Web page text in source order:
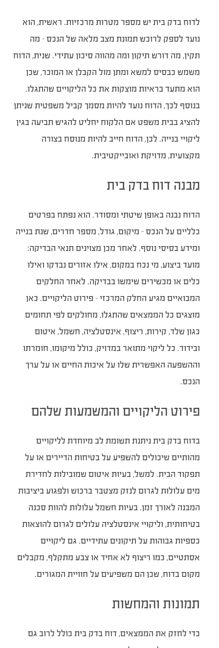
לדוח בדק בית יש מספר מטרות מרכזיות. ראשית, הוא
נועד לספק לרוכש תמונת מצב מלאה של הנכס – מה
תקין, מה דורש תיקון ומה מהווה סיכון עתידי. שנית, הדוח
משמש כבסיס למשא ומתן מול הקבלן או המוכר, שכן
הוא מתעד בראיות מוצקות את כל הליקויים שהתגלו.
בנוסף לכך, הדוח נועד להיות מסמך קביל משפטית שניתן
להציג בבית משפט אם הלקוח יחליט להגיש תביעה בגין
ליקויי בנייה. לכן, הדוח חייב להיות מנוסח בצורה
מקצועית, מדויקת ואובייקטיבית.
מבנה דוח בדק בית
הדוח נבנה באופן שיטתי ומסודר. הוא נפתח בפרטים
כלליים על הנכס – מיקום, גודל, מספר חדרים, שנת בנייה
ומידע בסיסי נוסף. לאחר מכן מצוינים תנאי הבדיקה:
מועד ביצוע, מי נכח במקום, אילו אזורים נבדקו ואילו
כלים או מכשירים שימשו בבדיקה. לאחר החלקים
המבואיים מגיע החלק המרכזי – פירוט הליקויים. כאן
מוצגים כל הממצאים שהתגלו, מחולקים לפי תחומים
כגון שלד, קירות, ריצוף, אינסטלציה, חשמל, איטום
ובידוד. כל ליקוי מתואר במדויק, כולל מיקומו, חומרתו
וההשפעה האפשרית שלו על איכות החיים או על ערך
הנכס.
פירוט הליקויים והמשמעות שלהם
בדוח בדק בית ניתנת תשומת לב מיוחדת לליקויים
מהותיים שיכולים להשפיע על בטיחות הדיירים או על
תפקוד הבית. למשל, בעיות איטום שמובילות לחדירת
מים עלולות לגרום לנזק מצטבר ברכוש ולפגוע ביציבות
המבנה לאורך זמן. בעיות חשמל עלולות להוות סכנה
בטיחותית, וליקויי אינסטלציה עלולים לגרום להוצאות
כספיות גבוהות על תיקונים עתידיים. גם ליקויים
אסתטיים, כמו ריצוף לא אחיד או צבע מתקלף, מקבלים
מקום בדוח, שכן הם משפיעים על חוויית המגורים.
תמונות והמחשות
כדי לחזק את הממצאים, דוח בדק בית כולל לרוב גם